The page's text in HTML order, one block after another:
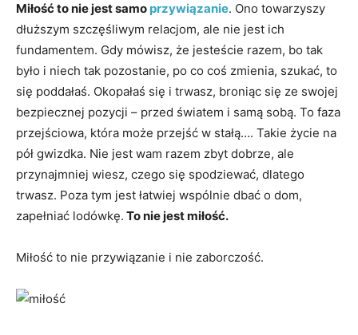
Miłość to nie jest samo przywiązanie. Ono towarzyszy
dłuższym szczęśliwym relacjom, ale nie jest ich
fundamentem. Gdy mówisz, że jesteście razem, bo tak
było i niech tak pozostanie, po co coś zmienia, szukać, to
się poddałaś. Okopałaś się i trwasz, broniąc się ze swojej
bezpiecznej pozycji – przed światem i samą sobą. To faza
przejściowa, która może przejść w stałą…. Takie życie na
pół gwizdka. Nie jest wam razem zbyt dobrze, ale
przynajmniej wiesz, czego się spodziewać, dlatego
trwasz. Poza tym jest łatwiej wspólnie dbać o dom,
zapełniać lodówkę. To nie jest miłość.
Miłość to nie przywiązanie i nie zaborczość.